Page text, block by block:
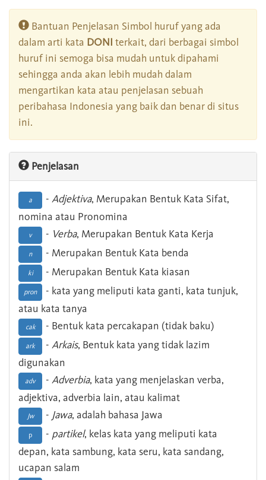
Bantuan Penjelasan Simbol huruf yang ada
dalam arti kata DONI terkait, dari berbagai simbol
huruf ini semoga bisa mudah untuk dipahami
sehingga anda akan lebih mudah dalam
mengartikan kata atau penjelasan sebuah
peribahasa Indonesia yang baik dan benar di situs
ini.
Penjelasan
a - Adjektiva, Merupakan Bentuk Kata Sifat,
nomina atau Pronomina
v - Verba, Merupakan Bentuk Kata Kerja
n - Merupakan Bentuk Kata benda
ki - Merupakan Bentuk Kata kiasan
pron
- kata yang meliputi kata ganti, kata tunjuk,
atau kata tanya
cak - Bentuk kata percakapan (tidak baku)
ark - Arkais, Bentuk kata yang tidak lazim
digunakan
adv - Adverbia, kata yang menjelaskan verba,
adjektiva, adverbia lain, atau kalimat
Jw - Jawa, adalah bahasa Jawa
p - partikel, kelas kata yang meliputi kata
depan, kata sambung, kata seru, kata sandang,
ucapan salam